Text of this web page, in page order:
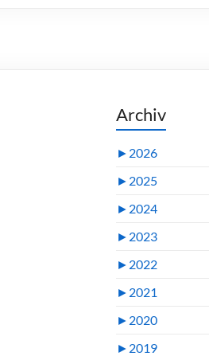
Archiv
► 2026
► 2025
► 2024
► 2023
► 2022
► 2021
► 2020
► 2019